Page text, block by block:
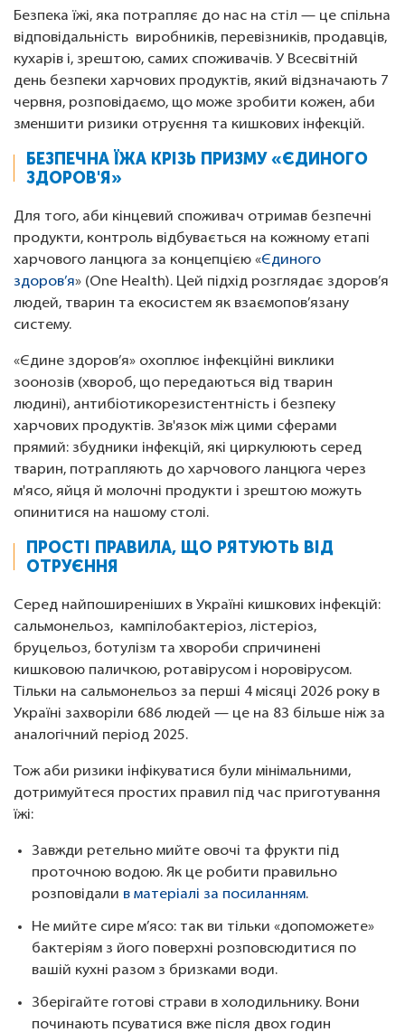
Безпека їжі, яка потрапляє до нас на стіл — це спільна
відповідальність виробників, перевізників, продавців,
кухарів і, зрештою, самих споживачів. У Всесвітній
день безпеки харчових продуктів, який відзначають 7
червня, розповідаємо, що може зробити кожен, аби
зменшити ризики отруєння та кишкових інфекцій.
БЕЗПЕЧНА ЇЖА КРІЗЬ ПРИЗМУ «ЄДИНОГО
ЗДОРОВ'Я»
Для того, аби кінцевий споживач отримав безпечні
продукти, контроль відбувається на кожному етапі
харчового ланцюга за концепцією «Єдиного
здоров’я» (One Health). Цей підхід розглядає здоров’я
людей, тварин та екосистем як взаємопов’язану
систему.
«Єдине здоров’я» охоплює інфекційні виклики
зоонозів (хвороб, що передаються від тварин
людині), антибіотикорезистентність і безпеку
харчових продуктів. Зв'язок між цими сферами
прямий: збудники інфекцій, які циркулюють серед
тварин, потрапляють до харчового ланцюга через
м'ясо, яйця й молочні продукти і зрештою можуть
опинитися на нашому столі.
ПРОСТІ ПРАВИЛА, ЩО РЯТУЮТЬ ВІД
ОТРУЄННЯ
Серед найпоширеніших в Україні кишкових інфекцій:
сальмонельоз, кампілобактеріоз, лістеріоз,
бруцельоз, ботулізм та хвороби спричинені
кишковою паличкою, ротавірусом і норовірусом.
Тільки на сальмонельоз за перші 4 місяці 2026 року в
Україні захворіли 686 людей — це на 83 більше ніж за
аналогічний період 2025.
Тож аби ризики інфікуватися були мінімальними,
дотримуйтеся простих правил під час приготування
їжі:
Завжди ретельно мийте овочі та фрукти під
проточною водою. Як це робити правильно
розповідали в матеріалі за посиланням.
Не мийте сире м’ясо: так ви тільки «допоможете»
бактеріям з його поверхні розповсюдитися по
вашій кухні разом з бризками води.
Зберігайте готові страви в холодильнику. Вони
починають псуватися вже після двох годин